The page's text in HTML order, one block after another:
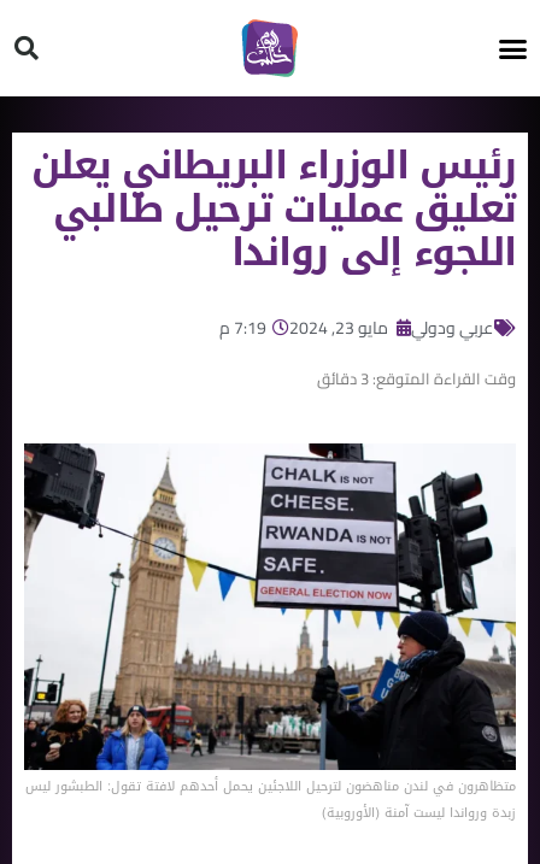
رئيس الوزراء البريطاني يعلن
تعليق عمليات ترحيل طالبي
اللجوء إلى رواندا
عربي ودولي مايو 23, 2024 7:19 م
وقت القراءة المتوقع:3دقائق
متظاهرون في لندن مناهضون لترحيل اللاجئين يحمل أحدهم لافتة تقول: الطبشور ليس
زبدة ورواندا ليست آمنة (الأوروبية)